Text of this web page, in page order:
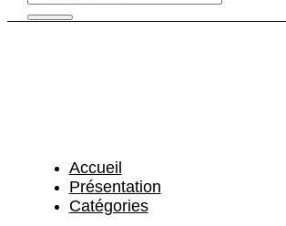
Accueil
Présentation
Catégories